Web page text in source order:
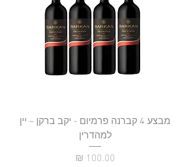
מבצע 4 קברנה פרמיום - יקב ברקן – יין
למהדרין
מחיר